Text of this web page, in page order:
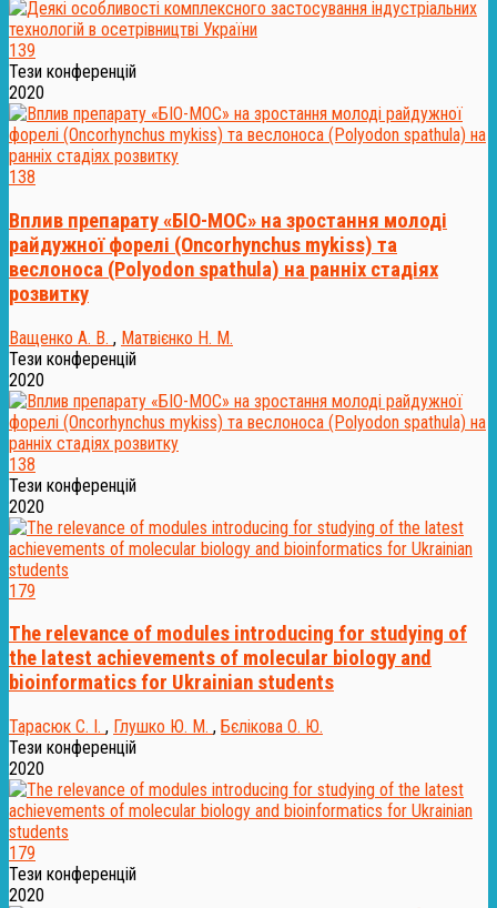
139
Тези конференцій
2020
138
Вплив препарату «БІО-МОС» на зростання молоді
райдужної форелі (Oncorhynchus mykiss) та
веслоноса (Polyodon spathula) на ранніх стадіях
розвитку
Ващенко А. В. , Матвієнко Н. М.
Тези конференцій
2020
138
Тези конференцій
2020
179
The relevance of modules introducing for studying of
the latest achievements of molecular biology and
bioinformatics for Ukrainian students
Тарасюк С. І. , Глушко Ю. М. , Бєлікова О. Ю.
Тези конференцій
2020
179
Тези конференцій
2020